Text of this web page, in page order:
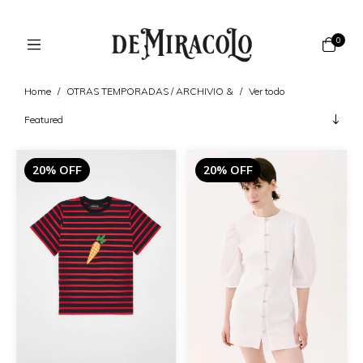
0
Home / OTRAS TEMPORADAS / ARCHIVIO & / Ver todo
20% OFF 20% OFF